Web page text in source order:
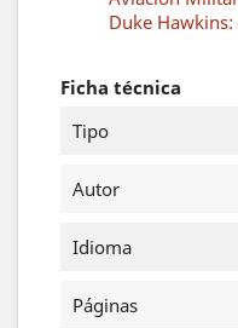
Duke
Ficha técnica
Tipo
Autor
Idioma
Páginas